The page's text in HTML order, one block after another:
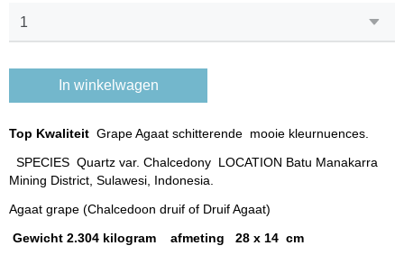
In winkelwagen
Top Kwaliteit Grape Agaat schitterende mooie kleurnuences.
SPECIES Quartz var. Chalcedony LOCATION Batu Manakarra
Mining District, Sulawesi, Indonesia.
Agaat grape (Chalcedoon druif of Druif Agaat)
Gewicht 2.304 kilogram afmeting 28 x 14 cm